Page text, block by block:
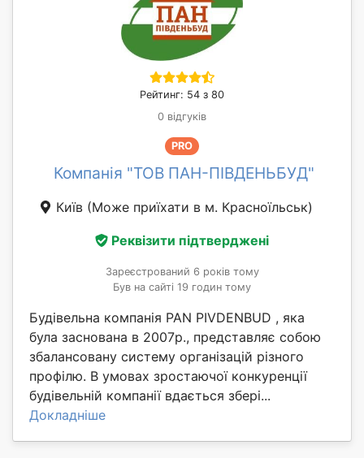
Рейтинг: 54 з 80
0 відгуків
PRO
Компанія "ТОВ ПАН-ПІВДЕНЬБУД"
Київ (Може приїхати в м. Красноїльськ)
Реквізити підтверджені
Зареєстрований 6 років тому
Був на сайті 19 годин тому
Будівельна компанія PAN PIVDENBUD , яка
була заснована в 2007р., представляє собою
збалансовану систему організацій різного
профілю. В умовах зростаючої конкуренції
будівельній компанії вдається збері...
Докладніше